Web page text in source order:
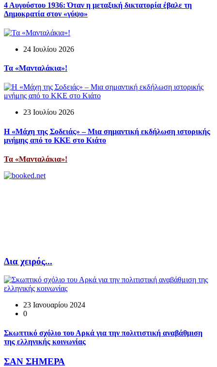
4 Αυγούστου 1936: Όταν η μεταξική δικτατορία έβαλε τη
Δημοκρατία στον «γύψο»
24 Ιουλίου 2026
Τα «Μανταλάκια»!
23 Ιουλίου 2026
Η «Μάχη της Σοδειάς» – Μια σημαντική εκδήλωση ιστορικής
μνήμης από το ΚΚΕ στο Κιάτο
Τα «Μανταλάκια»!
Δια χειρός...
23 Ιανουαρίου 2024
0
Σκωπτικό σχόλιο του Αρκά για την πολιτιστική αναβάθμιση
της ελληνικής κοινωνίας
ΣΑΝ ΣΗΜΕΡΑ